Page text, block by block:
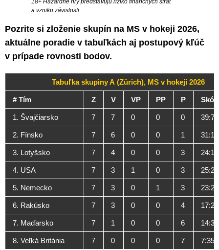
18+ Hazardné hry predstavujú riziko finančných strát
a vzniku závislosti.
Pozrite si zloženie skupín na MS v hokeji 2026,
aktuálne poradie v tabuľkách aj postupový kľúč
v prípade rovnosti bodov.
Tabuľka skupiny A (Zürich), MS v hokeji 2026
# Tím Z V VP PP P
1. Švajčiarsko 7 7 0 0 0 39:7
2. Fínsko 7 6 0 0 1 31:11
3. Lotyšsko 7 4 0 0 3 24:17
4. USA 7 3 1 0 3 25:21
5. Nemecko 7 3 0 1 3 23:22
6. Rakúsko 7 3 0 0 4 17:29
7. Maďarsko 7 1 0 0 6 14:38
8. Veľká Británia 7 0 0 0 7 7:35